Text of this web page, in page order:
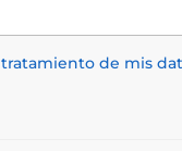
tratamiento de mis